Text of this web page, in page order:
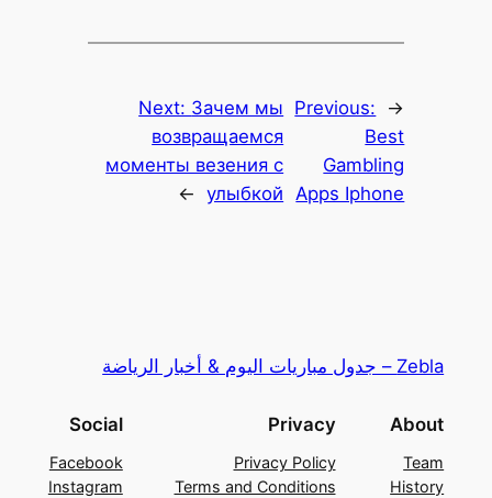
←
Previous:
Best
Gambling
Apps Iphone
Next: Зачем мы
возвращаемся
моменты везения с
улыбкой
→
Zebla – جدول مباريات اليوم & أخبار الرياضة
About
Team
History
Privacy
Privacy Policy
Terms and Conditions
Social
Facebook
Instagram